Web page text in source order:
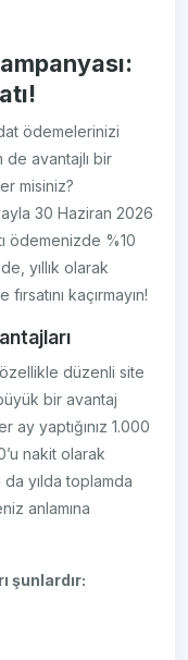
ödemelerinizi
de avantajlı bir
misiniz?
30 Haziran 2026
ödemenizde %10
yıllık olarak
kaçırmayın!
düzenli site
bir avantaj
ay yaptığınız 1.000
nakit olarak
da yılda toplamda
anlamına
şunlardır: